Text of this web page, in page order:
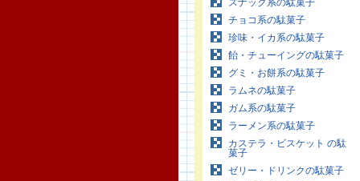
スナック系の駄菓子
チョコ系の駄菓子
珍味・イカ系の駄菓子
飴・チューイングの駄菓子
グミ・お餅系の駄菓子
ラムネの駄菓子
ガム系の駄菓子
ラーメン系の駄菓子
カステラ・ビスケット の駄
菓子
ゼリー・ドリンクの駄菓子